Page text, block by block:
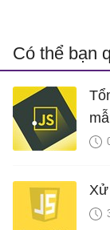
Có thể bạn
Xử